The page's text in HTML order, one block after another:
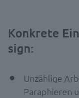
Konkrete
sign:
Unzählige
Paraphieren